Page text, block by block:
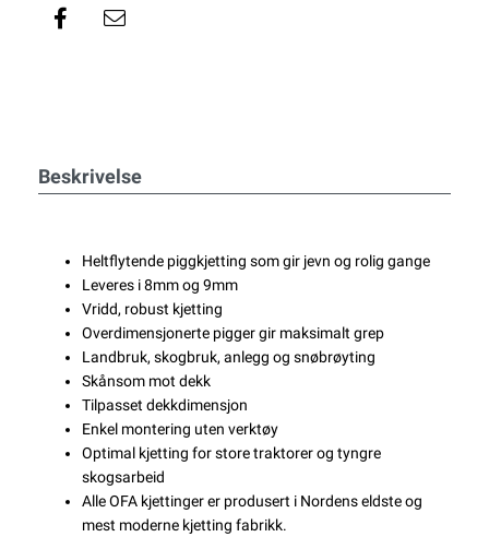
Beskrivelse
Heltflytende piggkjetting som gir jevn og rolig gange
Leveres i 8mm og 9mm
Vridd, robust kjetting
Overdimensjonerte pigger gir maksimalt grep
Landbruk, skogbruk, anlegg og snøbrøyting
Skånsom mot dekk
Tilpasset dekkdimensjon
Enkel montering uten verktøy
Optimal kjetting for store traktorer og tyngre
skogsarbeid
Alle OFA kjettinger er produsert i Nordens eldste og
mest moderne kjetting fabrikk.